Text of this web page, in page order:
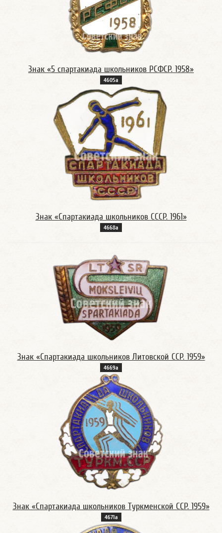
Знак «5 спартакиада школьников РСФСР. 1958»
4605а
Знак «Спартакиада школьников СССР. 1961»
4668а
Знак «Спартакиада школьников Литовской ССР. 1959»
4669а
Знак «Спартакиада школьников Туркменской ССР. 1959»
4671а